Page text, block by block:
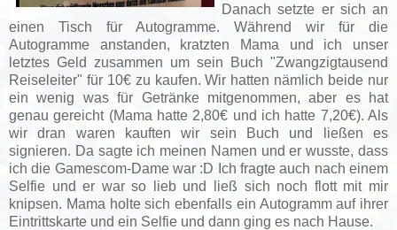
Danach setzte er sich an
einen Tisch für Autogramme. Während wir für die
Autogramme anstanden, kratzten Mama und ich unser
letztes Geld zusammen um sein Buch "Zwangzigtausend
Reiseleiter" für 10€ zu kaufen. Wir hatten nämlich beide nur
ein wenig was für Getränke mitgenommen, aber es hat
genau gereicht (Mama hatte 2,80€ und ich hatte 7,20€). Als
wir dran waren kauften wir sein Buch und ließen es
signieren. Da sagte ich meinen Namen und er wusste, dass
ich die Gamescom-Dame war :D Ich fragte auch nach einem
Selfie und er war so lieb und ließ sich noch flott mit mir
knipsen. Mama holte sich ebenfalls ein Autogramm auf ihrer
Eintrittskarte und ein Selfie und dann ging es nach Hause.